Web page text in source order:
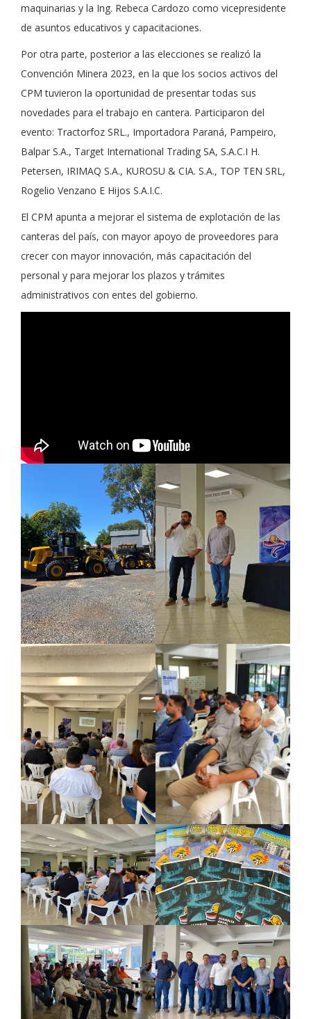
maquinarias y la Ing. Rebeca Cardozo como vicepresidente
de asuntos educativos y capacitaciones.
Por otra parte, posterior a las elecciones se realizó la
Convención Minera 2023, en la que los socios activos del
CPM tuvieron la oportunidad de presentar todas sus
novedades para el trabajo en cantera. Participaron del
evento: Tractorfoz SRL., Importadora Paraná, Pampeiro,
Balpar S.A., Target International Trading SA, S.A.C.I H.
Petersen, IRIMAQ S.A., KUROSU & CIA. S.A., TOP TEN SRL,
Rogelio Venzano E Hijos S.A.I.C.
El CPM apunta a mejorar el sistema de explotación de las
canteras del país, con mayor apoyo de proveedores para
crecer con mayor innovación, más capacitación del
personal y para mejorar los plazos y trámites
administrativos con entes del gobierno.